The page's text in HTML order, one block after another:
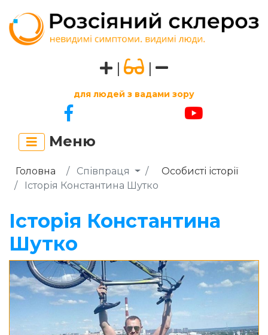
| |
для людей з вадами зору
Меню
Головна Співпраця
Особисті історії
Історія Константина Шутко
Історія Константина
Шутко